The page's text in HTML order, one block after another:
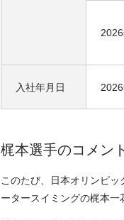
入社年月日
梶本選手のコメント
このたび、日本オリンピッ
ータースイミングの梶本一